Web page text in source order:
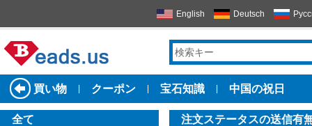
English Deutsch
買い物 クーポン 宝石知識 中国の祝日
全て 注文ステータスの送信有